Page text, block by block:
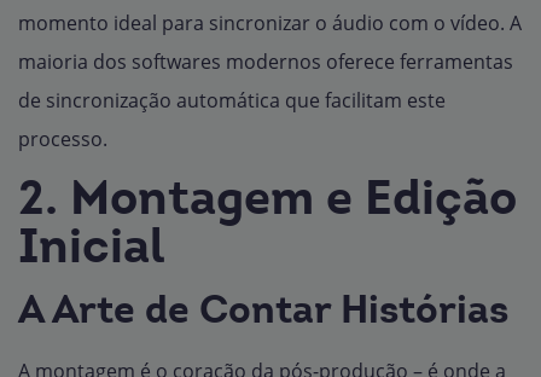
momento ideal para sincronizar o áudio com o vídeo. A
maioria dos softwares modernos oferece ferramentas
de sincronização automática que facilitam este
processo.
2. Montagem e Edição
Inicial
A Arte de Contar Histórias
A montagem é o coração da pós-produção – é onde a